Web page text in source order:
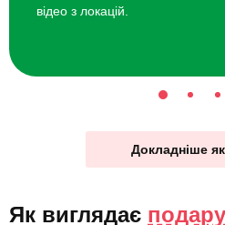
відео з локацій.
Докладніше
Як виглядає